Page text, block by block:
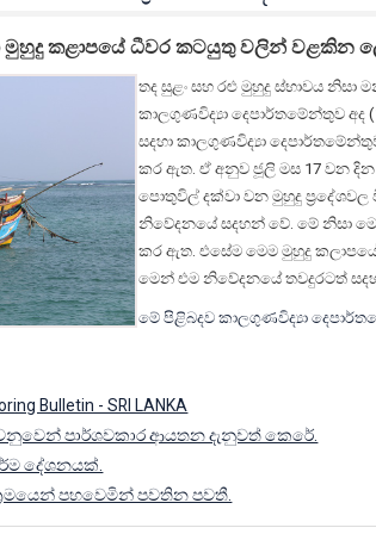
කළාපයේ ධීවර කටයුතු වලින් වළකින
තද සුළං සහ රළු මුහුදු ස්භාවය
කාලගුණවිද්‍යා දෙපාර්තමේන්තුව
සදහා කාලගුණවිද්‍යා
කර ඇත. ඒ අනුව ජූලි මස 17 වන
පොතුවිල් දක්වා වන මුහුදු ප්‍රදේශවල
නිවේදනයේ සදහන් වේ. මේ නිසා
කර ඇත. එසේම මෙම මුහුදු
මෙන් එම නිවේදනයේ තවදුරටත්
මේ පිළිබදව කාලගුණවිද්‍යා
Bulletin - SRI LANKA
පාර්ශවකාර ආයතන දැනුවත් කෙරේ.
දේශනයක්.
පහවෙමින් පවතින පවතී.